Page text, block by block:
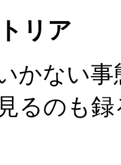
リア
かない
るのも